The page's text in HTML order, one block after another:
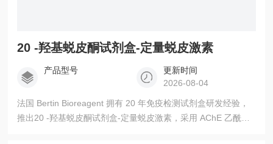
20 -羟基蜕皮酮试剂盒-定量蜕皮激素
产品型号
更新时间
2026-08-04
法国 Bertin Bioreagent 拥有 20 年免疫检测试剂盒研发经验，
推出20 -羟基蜕皮酮试剂盒-定量蜕皮激素，采用 AChE 乙酰胆